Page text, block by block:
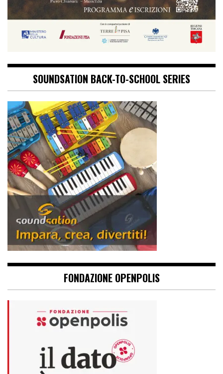
SOUNDSATION BACK-TO-SCHOOL SERIES
FONDAZIONE OPENPOLIS